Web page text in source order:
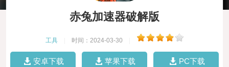
赤兔加速器破解版
工具 时间：2024-03-30
安卓下载 苹果下载 PC下载